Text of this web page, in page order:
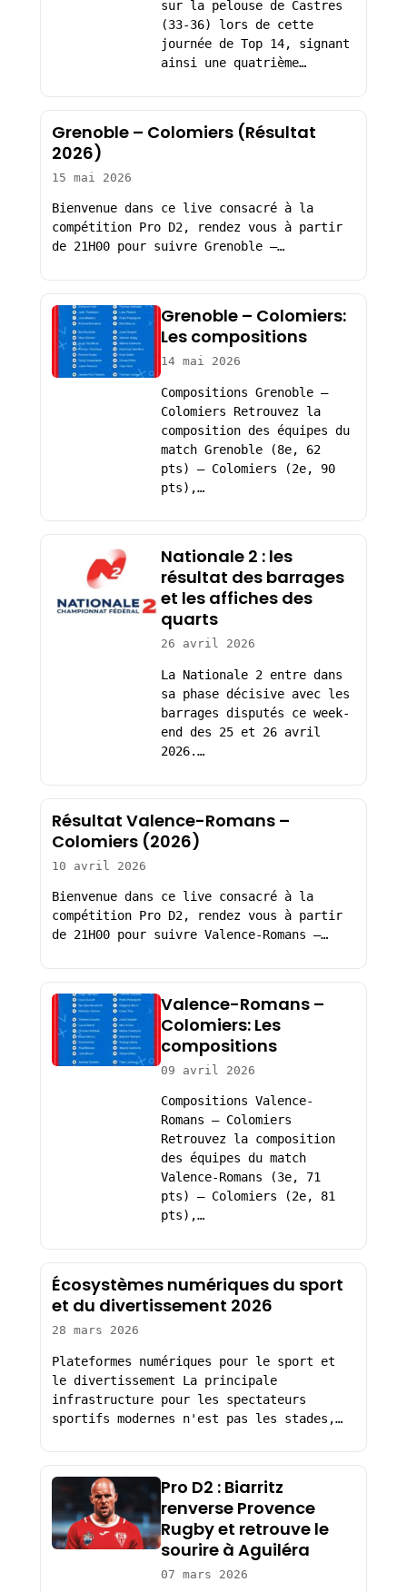
sur la pelouse de Castres
(33-36) lors de cette
journée de Top 14, signant
ainsi une quatrième…
Grenoble – Colomiers (Résultat
2026)
15 mai 2026
Bienvenue dans ce live consacré à la
compétition Pro D2, rendez vous à partir
de 21H00 pour suivre Grenoble –…
Grenoble – Colomiers:
Les compositions
14 mai 2026
Compositions Grenoble –
Colomiers Retrouvez la
composition des équipes du
match Grenoble (8e, 62
pts) – Colomiers (2e, 90
pts),…
Nationale 2 : les
résultat des barrages
et les affiches des
quarts
26 avril 2026
La Nationale 2 entre dans
sa phase décisive avec les
barrages disputés ce week-
end des 25 et 26 avril
2026.…
Résultat Valence-Romans –
Colomiers (2026)
10 avril 2026
Bienvenue dans ce live consacré à la
compétition Pro D2, rendez vous à partir
de 21H00 pour suivre Valence-Romans –…
Valence-Romans –
Colomiers: Les
compositions
09 avril 2026
Compositions Valence-
Romans – Colomiers
Retrouvez la composition
des équipes du match
Valence-Romans (3e, 71
pts) – Colomiers (2e, 81
pts),…
Écosystèmes numériques du sport
et du divertissement 2026
28 mars 2026
Plateformes numériques pour le sport et
le divertissement La principale
infrastructure pour les spectateurs
sportifs modernes n'est pas les stades,…
Pro D2 : Biarritz
renverse Provence
Rugby et retrouve le
sourire à Aguiléra
07 mars 2026